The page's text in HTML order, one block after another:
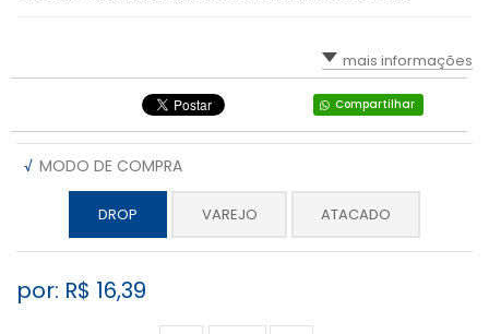
mais informações
Compartilhar
√ MODO DE COMPRA
DROP VAREJO ATACADO
por: R$ 16,39